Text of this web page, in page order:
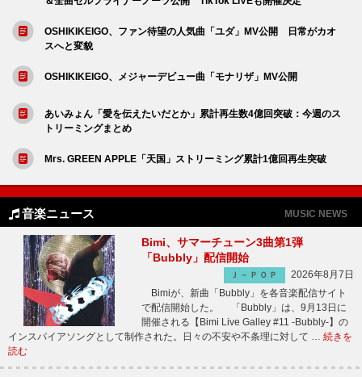
OSHIKIKEIGO、ファン待望の人気曲「ユダ」MV公開 日常がカオ
スへと変貌
OSHIKIKEIGO、メジャーデビュー曲「モナリザ」MV公開
あいみょん「愛を伝えたいだとか」累計再生数4億回突破：今週のス
トリーミングまとめ
Mrs. GREEN APPLE「天国」ストリーミング累計1億回再生突破
音楽ニュース MUSIC NEWS
Bimi、サマーチューン3曲第1弾
「Bubbly」配信開始
Ｊ－ＰＯＰ
2026年8月7日
Bimiが、新曲「Bubbly」を各音楽配信サイト
で配信開始した。 「Bubbly」は、9月13日に
開催される【Bimi Live Galley #11 -Bubbly-】の
インスパイアソングとして制作された。日々の不安や不条理に対して … 続きを
読む